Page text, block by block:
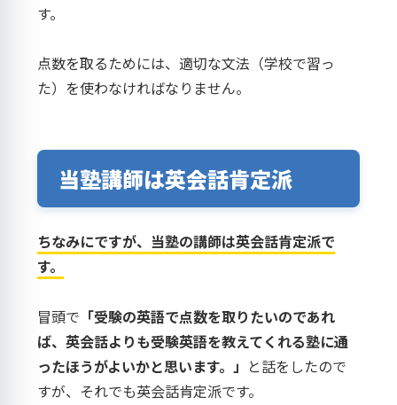
す。
点数を取るためには、適切な文法（学校で習っ
た）を使わなければなりません。
当塾講師は英会話肯定派
ちなみにですが、当塾の講師は英会話肯定派で
す。
冒頭で 「受験の英語で点数を取りたいのであれ
ば、英会話よりも受験英語を教えてくれる塾に通
ったほうがよいかと思います。」 と話をしたので
すが、それでも英会話肯定派です。